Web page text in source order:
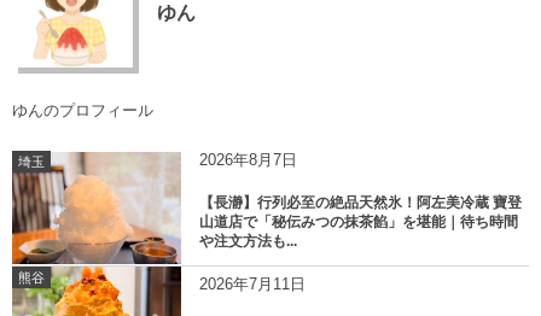
ゆん
ゆんのプロフィール
埼玉 2026年8月7日
【長瀞】行列必至の絶品天然氷！阿左美冷蔵 寶登
山道店で「秘伝みつの抹茶餡」を堪能｜待ち時間
や注文方法も...
熊谷 2026年7月11日